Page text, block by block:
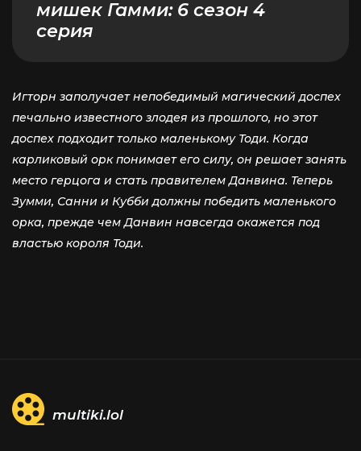
мишек Гамми: 6 сезон 4
серия
Игторн заполучает непобедимый магический доспех
печально известного злодея из прошлого, но этот
доспех подходит только маленькому Тоди. Когда
карликовый орк понимает его силу, он решает занять
место герцога и стать правителем Данвина. Теперь
Зумми, Санни и Кубби должны победить маленького
орка, прежде чем Данвин навсегда окажется под
властью короля Тоди.
multiki.lol